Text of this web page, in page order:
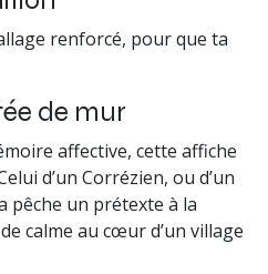
renforcé, pour que ta
de mur
affective, cette affiche
d’un Corrézien, ou d’un
pêche un prétexte à la
calme au cœur d’un village